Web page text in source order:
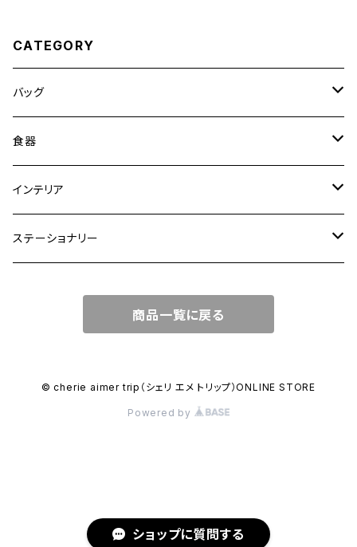
ショップに質問する
CATEGORY
バッグ
トートバッグ
ショルダーバッグ
ワンハンドルバッグ
リュック
食器
大皿
中皿
カップ
インテリア
花瓶・フラワーベース
ステーショナリー
マガジンカバー
商品一覧に戻る
© cherie aimer trip（シェリ エメ トリップ）ONLINE STORE
Powered by